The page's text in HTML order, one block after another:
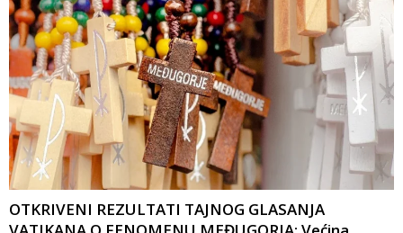
OTKRIVENI REZULTATI TAJNOG GLASANJA